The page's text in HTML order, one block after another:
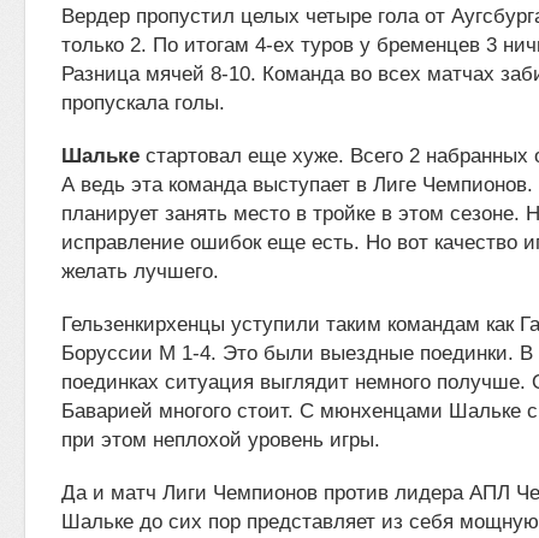
Вердер пропустил целых четыре гола от
только 2. По итогам 4-ех туров у бременцев 3
Разница мячей 8-10. Команда во всех матчах
пропускала голы.
Шальке стартовал еще хуже. Всего 2 набранных
А ведь эта команда выступает в Лиге
планирует занять место в тройке в этом сезоне.
исправление ошибок еще есть. Но вот качество
желать лучшего.
Гельзенкирхенцы уступили таким командам как
Боруссии М 1-4. Это были выездные поединки.
поединках ситуация выглядит немного получше.
Баварией многого стоит. С мюнхенцами Шальке
при этом неплохой уровень игры.
Да и матч Лиги Чемпионов против лидера АПЛ
Шальке до сих пор представляет из себя